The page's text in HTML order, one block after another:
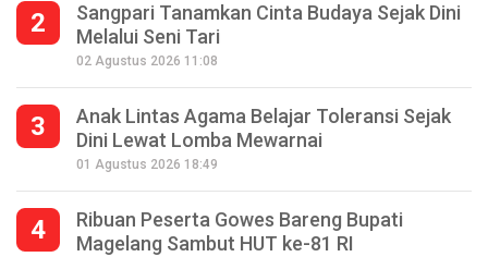
2
Sangpari Tanamkan Cinta Budaya Sejak Dini
Melalui Seni Tari
02 Agustus 2026 11:08
3
Anak Lintas Agama Belajar Toleransi Sejak
Dini Lewat Lomba Mewarnai
01 Agustus 2026 18:49
4
Ribuan Peserta Gowes Bareng Bupati
Magelang Sambut HUT ke-81 RI